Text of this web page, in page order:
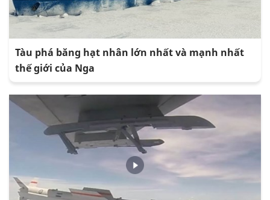
Tàu phá băng hạt nhân lớn nhất và mạnh nhất
thế giới của Nga